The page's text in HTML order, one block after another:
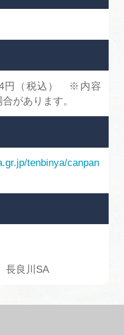
円（税込） ※内容
があります。
tenbinya/canpan
長良川SA